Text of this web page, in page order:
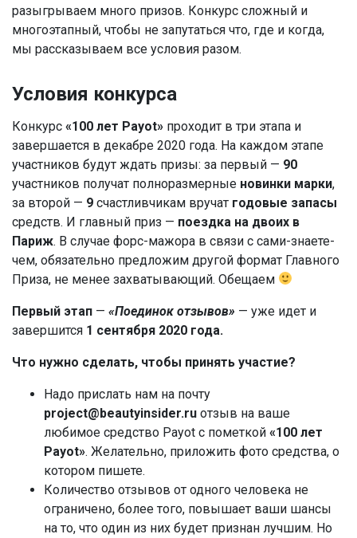
разыгрываем много призов. Конкурс сложный и
многоэтапный, чтобы не запутаться что, где и когда,
мы рассказываем все условия разом.
Условия конкурса
Конкурс «100 лет Payot» проходит в три этапа и
завершается в декабре 2020 года. На каждом этапе
участников будут ждать призы: за первый — 90
участников получат полноразмерные новинки марки,
за второй — 9 счастливчикам вручат годовые запасы
средств. И главный приз — поездка на двоих в
Париж. В случае форс-мажора в связи с сами-знаете-
чем, обязательно предложим другой формат Главного
Приза, не менее захватывающий. Обещаем
Первый этап — «Поединок отзывов» — уже идет и
завершится 1 сентября 2020 года.
Что нужно сделать, чтобы принять участие?
Надо прислать нам на почту
project@beautyinsider.ru отзыв на ваше
любимое средство Payot с пометкой «100 лет
Payot». Желательно, приложить фото средства, о
котором пишете.
Количество отзывов от одного человека не
ограничено, более того, повышает ваши шансы
на то, что один из них будет признан лучшим. Но